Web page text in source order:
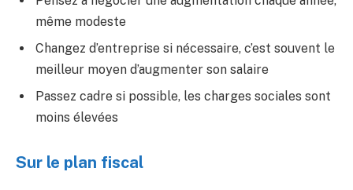
même modeste
Changez d’entreprise si nécessaire, c’est souvent le
meilleur moyen d’augmenter son salaire
Passez cadre si possible, les charges sociales sont
moins élevées
Sur le plan fiscal